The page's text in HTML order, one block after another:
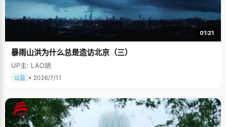
01:21
暴雨山洪为什么总是造访北京（三）
UP主: LAO胡
公益 • 2026/7/11